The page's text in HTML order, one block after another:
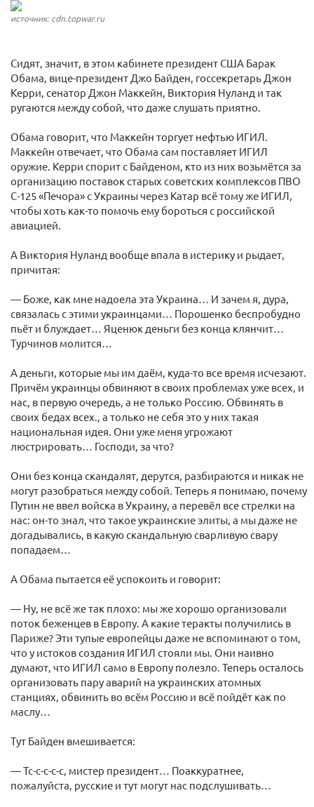
источник: cdn.topwar.ru
Сидят, значит, в этом кабинете президент США Барак
Обама, вице-президент Джо Байден, госсекретарь Джон
Керри, сенатор Джон Маккейн, Виктория Нуланд и так
ругаются между собой, что даже слушать приятно.
Обама говорит, что Маккейн торгует нефтью ИГИЛ.
Маккейн отвечает, что Обама сам поставляет ИГИЛ
оружие. Керри спорит с Байденом, кто из них возьмётся за
организацию поставок старых советских комплексов ПВО
С-125 «Печора» с Украины через Катар всё тому же ИГИЛ,
чтобы хоть как-то помочь ему бороться с российской
авиацией.
А Виктория Нуланд вообще впала в истерику и рыдает,
причитая:
— Боже, как мне надоела эта Украина… И зачем я, дура,
связалась с этими украинцами… Порошенко беспробудно
пьёт и блуждает… Яценюк деньги без конца клянчит…
Турчинов молится…
А деньги, которые мы им даём, куда-то все время исчезают.
Причём украинцы обвиняют в своих проблемах уже всех, и
нас, в первую очередь, а не только Россию. Обвинять в
своих бедах всех., а только не себя это у них такая
национальная идея. Они уже меня угрожают
люстрировать… Господи, за что?
Они без конца скандалят, дерутся, разбираются и никак не
могут разобраться между собой. Теперь я понимаю, почему
Путин не ввел войска в Украину, а перевёл все стрелки на
нас: он-то знал, что такое украинские элиты, а мы даже не
догадывались, в какую скандальную сварливую свару
попадаем…
А Обама пытается её успокоить и говорит:
— Ну, не всё же так плохо: мы же хорошо организовали
поток беженцев в Европу. А какие теракты получились в
Париже? Эти тупые европейцы даже не вспоминают о том,
что у истоков создания ИГИЛ стояли мы. Они наивно
думают, что ИГИЛ само в Европу полезло. Теперь осталось
организовать пару аварий на украинских атомных
станциях, обвинить во всём Россию и всё пойдёт как по
маслу…
Тут Байден вмешивается:
— Тс-с-с-с-с, мистер президент… Поаккуратнее,
пожалуйста, русские и тут могут нас подслушивать…